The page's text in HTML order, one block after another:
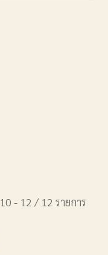
10 - 12 / 12 รายการ